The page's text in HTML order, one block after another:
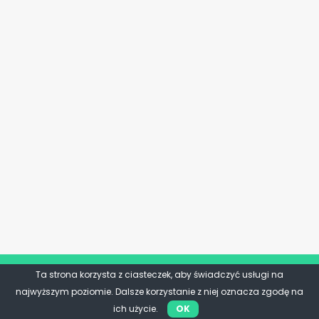
Ta strona korzysta z ciasteczek, aby świadczyć usługi na
najwyższym poziomie. Dalsze korzystanie z niej oznacza zgodę na
ich użycie.
OK